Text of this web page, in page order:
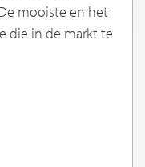
mooiste en het
die in de markt te